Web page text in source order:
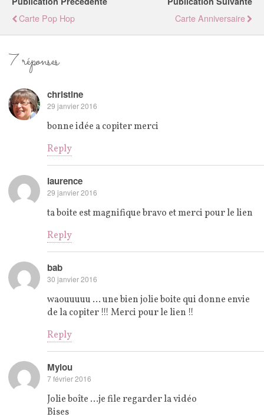
Carte Pop Hop Carte Anniversaire
7 réponses
christine
29 janvier 2016
bonne idée a copiter merci
Reply
laurence
29 janvier 2016
ta boite est magnifique bravo et merci pour le lien
Reply
bab
30 janvier 2016
waouuuuu … une bien jolie boite qui donne envie
de la copiter !!! Merci pour le lien !!
Reply
Mylou
7 février 2016
Jolie boîte …je file regarder la vidéo
Bises